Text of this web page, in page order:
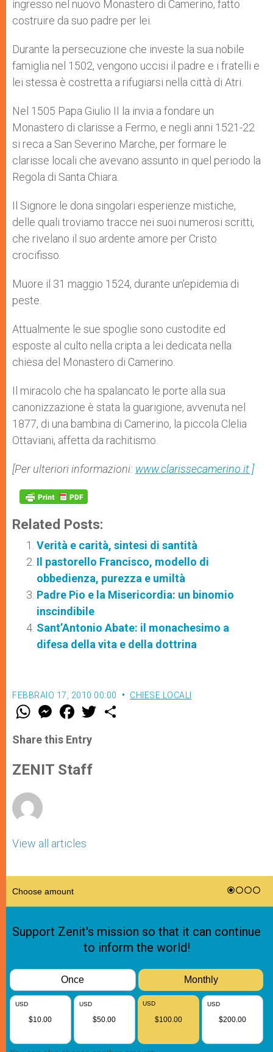
ingresso nel nuovo Monastero di Camerino, fatto
costruire da suo padre per lei.
Durante la persecuzione che investe la sua nobile
famiglia nel 1502, vengono uccisi il padre e i fratelli e
lei stessa è costretta a rifugiarsi nella città di Atri.
Nel 1505 Papa Giulio II la invia a fondare un
Monastero di clarisse a Fermo, e negli anni 1521-22
si reca a San Severino Marche, per formare le
clarisse locali che avevano assunto in quel periodo la
Regola di Santa Chiara.
Il Signore le dona singolari esperienze mistiche,
delle quali troviamo tracce nei suoi numerosi scritti,
che rivelano il suo ardente amore per Cristo
crocifisso.
Muore il 31 maggio 1524, durante un’epidemia di
peste.
Attualmente le sue spoglie sono custodite ed
esposte al culto nella cripta a lei dedicata nella
chiesa del Monastero di Camerino.
Il miracolo che ha spalancato le porte alla sua
canonizzazione è stata la guarigione, avvenuta nel
1877, di una bambina di Camerino, la piccola Clelia
Ottaviani, affetta da rachitismo.
[Per ulteriori informazioni: www.clarissecamerino.it ]
Related Posts:
Verità e carità, sintesi di santità
Il pastorello Francisco, modello di
obbedienza, purezza e umiltà
Padre Pio e la Misericordia: un binomio
inscindibile
Sant’Antonio Abate: il monachesimo a
difesa della vita e della dottrina
FEBBRAIO 17, 2010 00:00 CHIESE LOCALI
W
t
s
p
p
M
e
s
e
g
e
F
a
e
b
o
k
w
Share this Entry
ZENIT Staff
View all articles